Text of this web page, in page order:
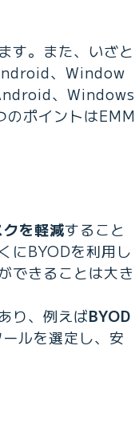
す。また、いざと
、Window
、Windows
のポイントはEMM
を軽減すること
にBYODを利用し
できることは大き
り、例えばBYOD
ルを選定し、安